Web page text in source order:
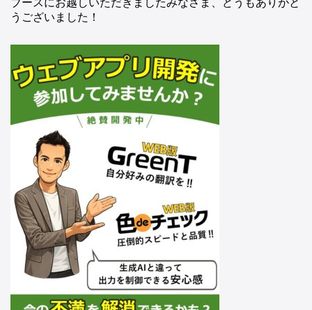
ブースにお越しいただきましたみなさま、どうもありがと
うございました！